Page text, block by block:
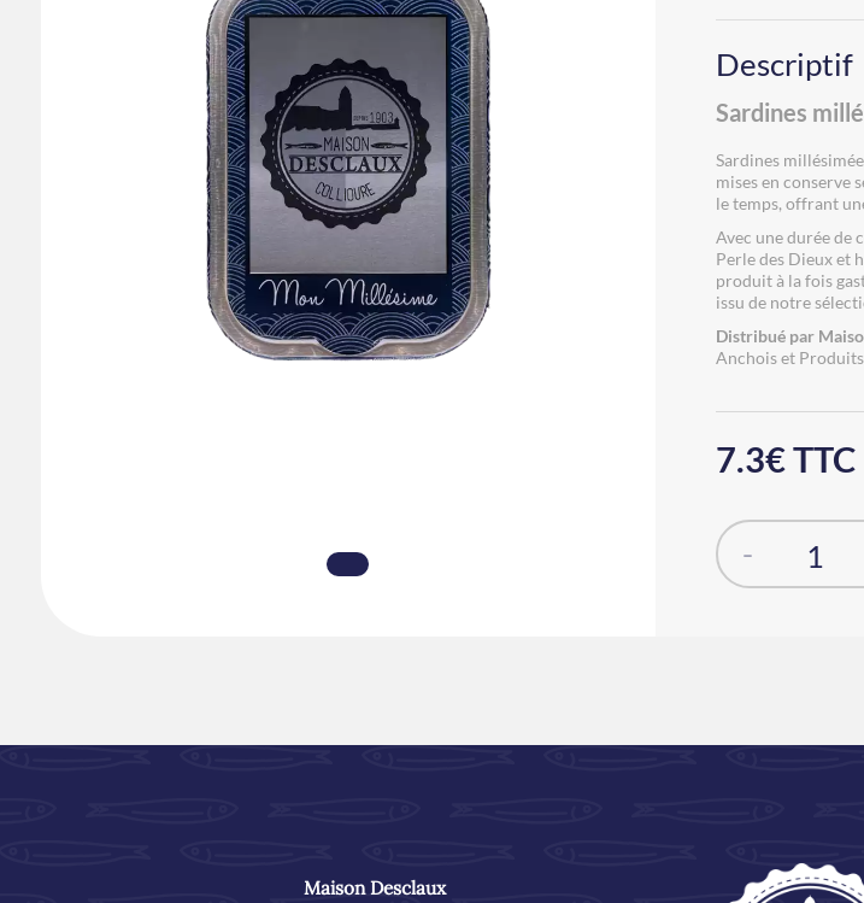
Descriptif
Sardines
Sardines
mises en conserve
le temps, offrant
Avec une durée de
Perle des Dieux et
produit à la fois
issu de notre
Distribué par
Anchois et
7.3€ TTC
-
Maison Desclaux